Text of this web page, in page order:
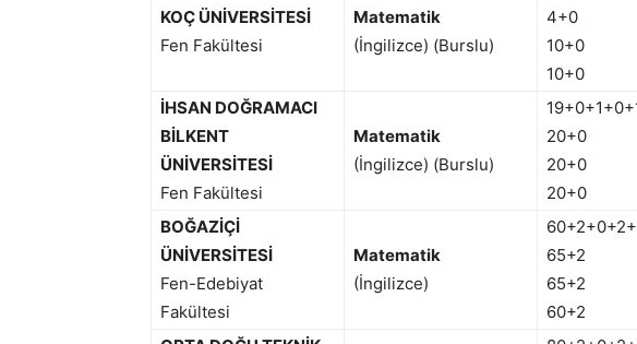
KOÇ ÜNİVERSİTESİ
Fen Fakültesi
Matematik
(İngilizce) (Burslu)
4+0
10+0
10+0
İHSAN DOĞRAMACI
BİLKENT
ÜNİVERSİTESİ
Fen Fakültesi
Matematik
(İngilizce) (Burslu)
20+0
20+0
20+0
BOĞAZİÇİ
ÜNİVERSİTESİ
Fen-Edebiyat
Fakültesi
Matematik
(İngilizce)
65+2
65+2
60+2